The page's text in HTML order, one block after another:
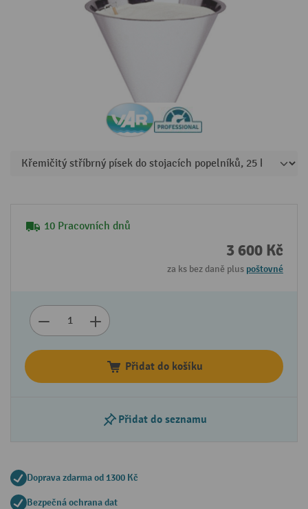
10 Pracovních dnů
3 600 Kč
za ks bez daně plus poštovné
Přidat do košíku
Přidat do seznamu
Doprava zdarma od 1300 Kč
Bezpečná ochrana dat